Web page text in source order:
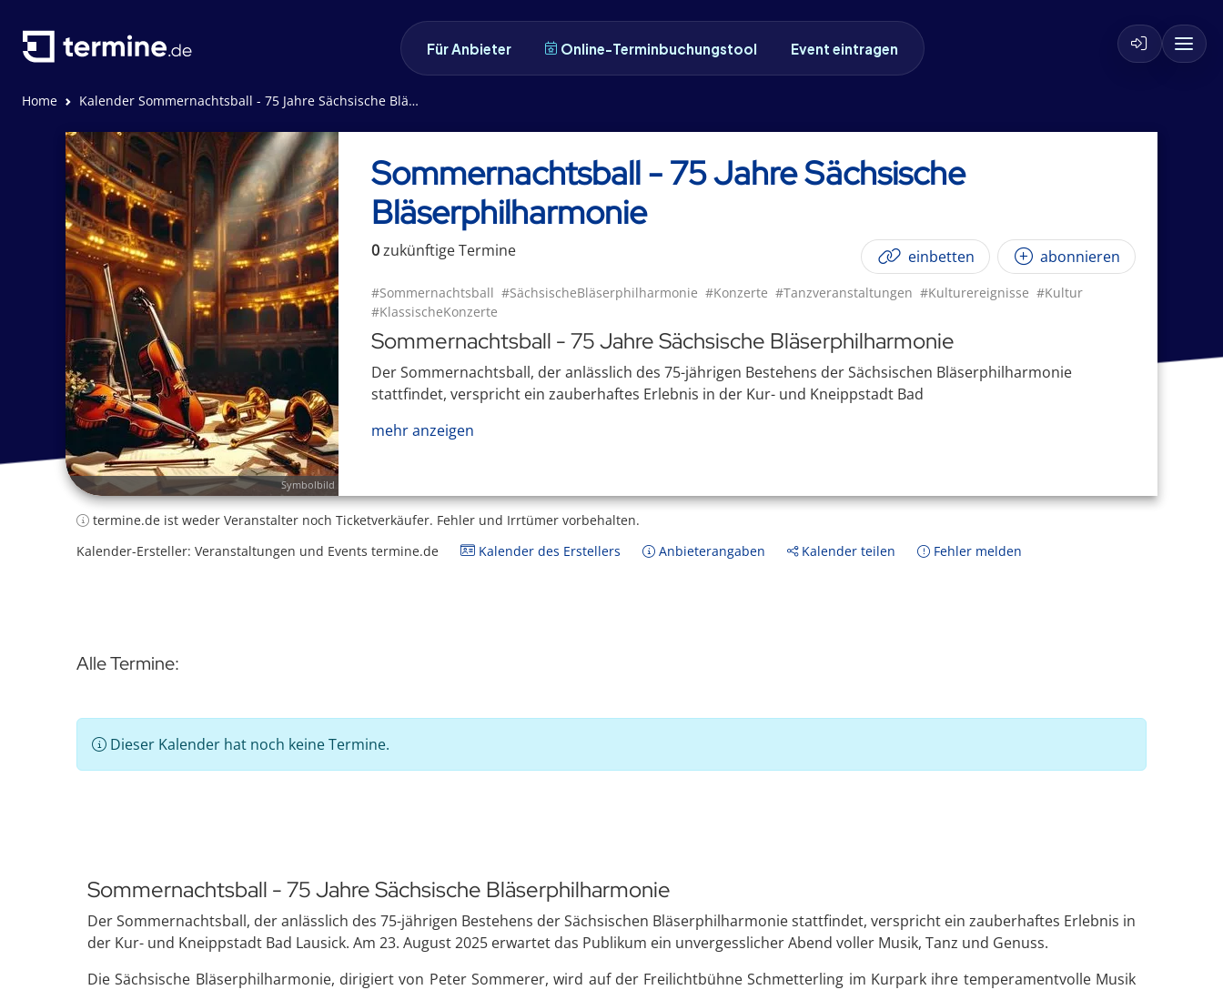
Für Anbieter Online-Terminbuchungstool Event eintragen
Home Kalender Sommernachtsball - 75 Jahre Sächsische Bläserphilharmonie
Symbolbild
Sommernachtsball - 75 Jahre Sächsische
Bläserphilharmonie
0zukünftigeTermine einbetten abonnieren
#Sommernachtsball #SächsischeBläserphilharmonie #Konzerte #Tanzveranstaltungen #Kulturereignisse #Kultur
#KlassischeKonzerte
Sommernachtsball - 75 Jahre Sächsische Bläserphilharmonie
Der Sommernachtsball, der anlässlich des 75-jährigen Bestehens der Sächsischen Bläserphilharmonie
stattfindet, verspricht ein zauberhaftes Erlebnis in der Kur- und Kneippstadt Bad
mehr anzeigen
termine.de ist weder Veranstalter noch Ticketverkäufer. Fehler und Irrtümer vorbehalten.
Kalender-Ersteller: Veranstaltungen und Events termine.de
Kalender des Erstellers Anbieterangaben Kalender teilen Fehler melden
Alle Termine:
Dieser Kalender hat noch keine Termine.
Sommernachtsball - 75 Jahre Sächsische Bläserphilharmonie
Der Sommernachtsball, der anlässlich des 75-jährigen Bestehens der Sächsischen Bläserphilharmonie stattfindet, verspricht ein zauberhaftes Erlebnis in
der Kur- und Kneippstadt Bad Lausick. Am 23. August 2025 erwartet das Publikum ein unvergesslicher Abend voller Musik, Tanz und Genuss.
Die Sächsische Bläserphilharmonie, dirigiert von Peter Sommerer, wird auf der Freilichtbühne Schmetterling im Kurpark ihre temperamentvolle Musik